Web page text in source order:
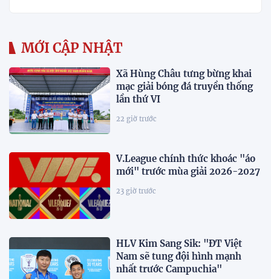
MỚI CẬP NHẬT
Xã Hùng Châu tưng bừng khai
mạc giải bóng đá truyền thống
lần thứ VI
22 giờ trước
V.League chính thức khoác "áo
mới" trước mùa giải 2026-2027
23 giờ trước
HLV Kim Sang Sik: "ĐT Việt
Nam sẽ tung đội hình mạnh
nhất trước Campuchia"